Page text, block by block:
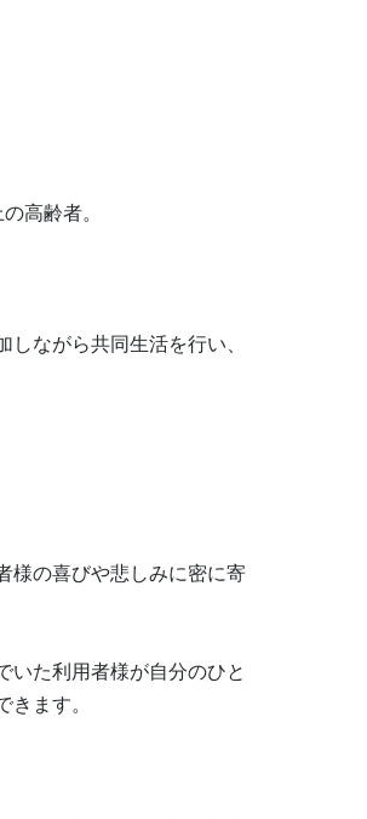
高齢者。
ながら共同生活を行い、
様の喜びや悲しみに密に寄
いた利用者様が自分のひと
ます。